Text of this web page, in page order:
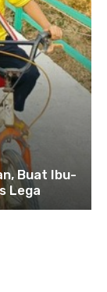
Buat Ibu-
Lega